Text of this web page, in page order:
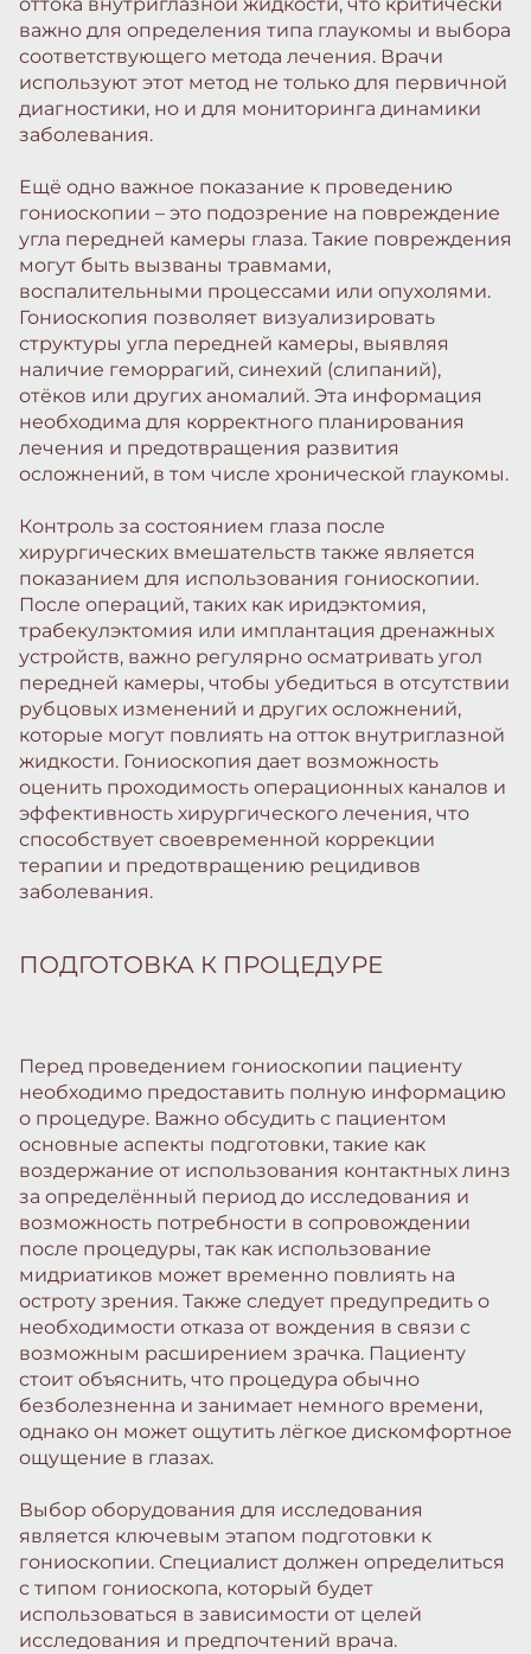
важно для определения типа глаукомы и выбора
соответствующего метода лечения. Врачи
используют этот метод не только для первичной
диагностики, но и для мониторинга динамики
заболевания.
Ещё одно важное показание к проведению
гониоскопии – это подозрение на повреждение
угла передней камеры глаза. Такие повреждения
могут быть вызваны травмами,
воспалительными процессами или опухолями.
Гониоскопия позволяет визуализировать
структуры угла передней камеры, выявляя
наличие геморрагий, синехий (слипаний),
отёков или других аномалий. Эта информация
необходима для корректного планирования
лечения и предотвращения развития
осложнений, в том числе хронической глаукомы.
Контроль за состоянием глаза после
хирургических вмешательств также является
показанием для использования гониоскопии.
После операций, таких как иридэктомия,
трабекулэктомия или имплантация дренажных
устройств, важно регулярно осматривать угол
передней камеры, чтобы убедиться в отсутствии
рубцовых изменений и других осложнений,
которые могут повлиять на отток внутриглазной
жидкости. Гониоскопия дает возможность
оценить проходимость операционных каналов и
эффективность хирургического лечения, что
способствует своевременной коррекции
терапии и предотвращению рецидивов
заболевания.
ПОДГОТОВКА К ПРОЦЕДУРЕ
Перед проведением гониоскопии пациенту
необходимо предоставить полную информацию
о процедуре. Важно обсудить с пациентом
основные аспекты подготовки, такие как
воздержание от использования контактных линз
за определённый период до исследования и
возможность потребности в сопровождении
после процедуры, так как использование
мидриатиков может временно повлиять на
остроту зрения. Также следует предупредить о
необходимости отказа от вождения в связи с
возможным расширением зрачка. Пациенту
стоит объяснить, что процедура обычно
безболезненна и занимает немного времени,
однако он может ощутить лёгкое дискомфортное
ощущение в глазах.
Выбор оборудования для исследования
является ключевым этапом подготовки к
гониоскопии. Специалист должен определиться
с типом гониоскопа, который будет
использоваться в зависимости от целей
исследования и предпочтений врача.